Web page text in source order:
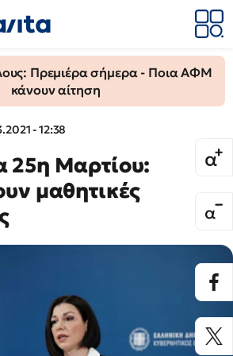
Πρεμιέρα σήμερα - Ποια ΑΦΜ
κάνουν αίτηση
- 12:38
25η Μαρτίου:
μαθητικές